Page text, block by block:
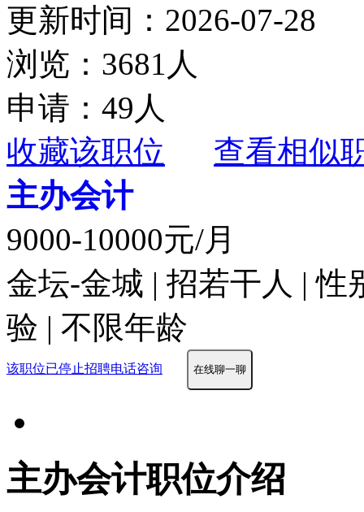
更新时间：2026-07-28
浏览：3681人
申请：49人
收藏该职位
查看相似
主办会计
9000-10000元/月
金坛-金城 | 招若干人 | 性
验 | 不限年龄
该职位已停止招聘电话咨询 在线聊一聊
主办会计职位介绍